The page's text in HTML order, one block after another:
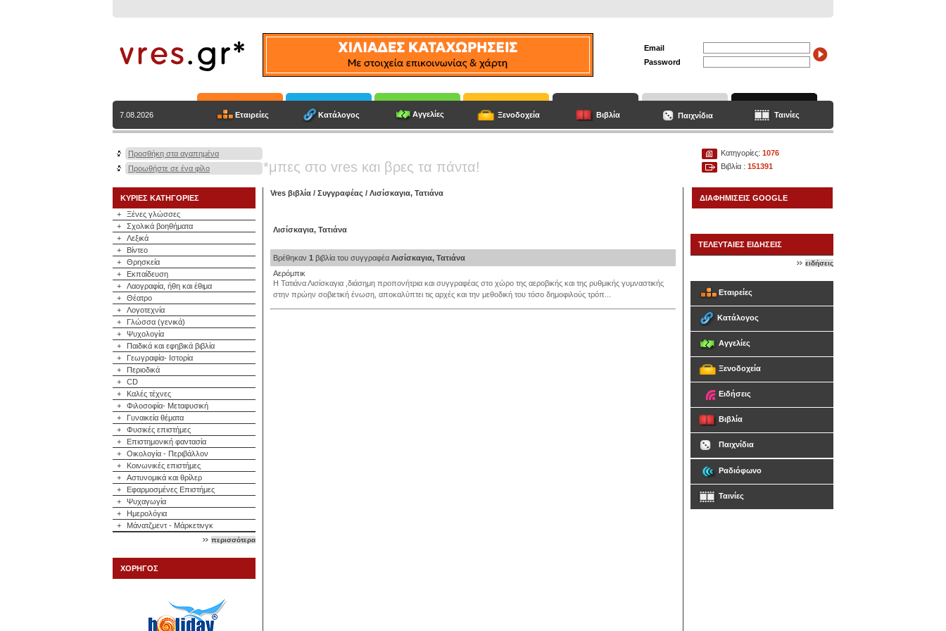
Email
Password
7.08.2026 Εταιρείες Κατάλογος Αγγελίες Ξενοδοχεία Βιβλία Παιχνίδια Ταινίες
Προσθήκη στα αγαπημένα
Προωθήστε σε ένα φίλο
*μπες στο vres και βρες τα πάντα!
Κατηγορίες: 1076
Βιβλία : 151391
ΚΥΡΙΕΣ ΚΑΤΗΓΟΡΙΕΣ
+
Ξένες γλώσσες
+
Σχολικά βοηθήματα
+
Λεξικά
+
Βίντεο
+
Θρησκεία
+
Εκπαίδευση
+
Λαογραφία, ήθη και έθιμα
+
Θέατρο
+
Λογοτεχνία
+
Γλώσσα (γενικά)
+
Ψυχολογία
+
Παιδικά και εφηβικά βιβλία
+
Γεωγραφία- Ιστορία
+
Περιοδικά
+
CD
+
Καλές τέχνες
+
Φιλοσοφία- Μεταφυσική
+
Γυναικεία θέματα
+
Φυσικές επιστήμες
+
Επιστημονική φαντασία
+
Οικολογία - Περιβάλλον
+
Κοινωνικές επιστήμες
+
Αστυνομικά και θρίλερ
+
Εφαρμοσμένες Επιστήμες
+
Ψυχαγωγία
+
Ημερολόγια
+
Μάνατζμεντ - Μάρκετινγκ
περισσότερα
ΧΟΡΗΓΟΣ
Vres βιβλία / Συγγραφέας / Λισίσκαγια, Τατιάνα
Λισίσκαγια, Τατιάνα
Βρέθηκαν 1 βιβλία του συγγραφέα Λισίσκαγια, Τατιάνα
Αερόμπικ
Η Τατιάνα Λισίσκαγια ,διάσημη προπονήτρια και συγγραφέας στο χώρο της αεροβικής και της ρυθμικής γυμναστικής
στην πρώην σοβιετική ένωση, αποκαλύπτει τις αρχές και την μεθοδική του τόσο δημοφιλούς τρόπ...
ΔΙΑΦΗΜΙΣΕΙΣ GOOGLE
ΤΕΛΕΥΤΑΙΕΣ ΕΙΔΗΣΕΙΣ
ειδήσεις
Εταιρείες
Κατάλογος
Αγγελίες
Ξενοδοχεία
Ειδήσεις
Βιβλία
Παιχνίδια
Ραδιόφωνο
Ταινίες